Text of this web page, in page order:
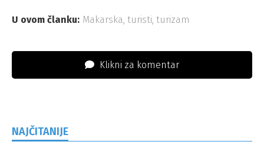
U ovom članku: Makarska turisti turizam
Klikni za komentar
NAJČITANIJE